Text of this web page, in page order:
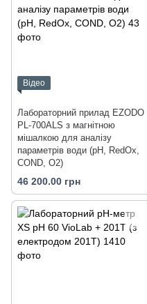
Відео
Лабораторний прилад EZODO
PL-700ALS з магнітною
мішалкою для аналізу
параметрів води (рН, RedOx,
COND, O2)
46 200.00 грн